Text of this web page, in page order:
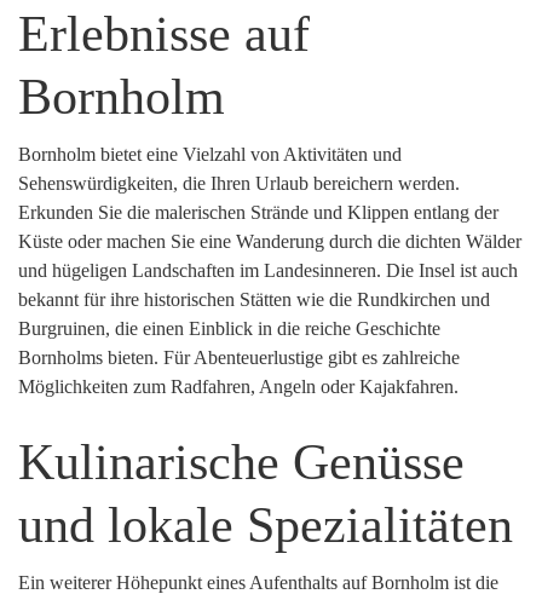
Erlebnisse auf
Bornholm
Bornholm bietet eine Vielzahl von Aktivitäten und
Sehenswürdigkeiten, die Ihren Urlaub bereichern werden.
Erkunden Sie die malerischen Strände und Klippen entlang der
Küste oder machen Sie eine Wanderung durch die dichten Wälder
und hügeligen Landschaften im Landesinneren. Die Insel ist auch
bekannt für ihre historischen Stätten wie die Rundkirchen und
Burgruinen, die einen Einblick in die reiche Geschichte
Bornholms bieten. Für Abenteuerlustige gibt es zahlreiche
Möglichkeiten zum Radfahren, Angeln oder Kajakfahren.
Kulinarische Genüsse
und lokale Spezialitäten
Ein weiterer Höhepunkt eines Aufenthalts auf Bornholm ist die